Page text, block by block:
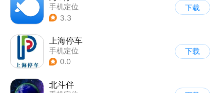
手机定位
3.3
下载
上海停车
手机定位
0.0
下载
北斗伴